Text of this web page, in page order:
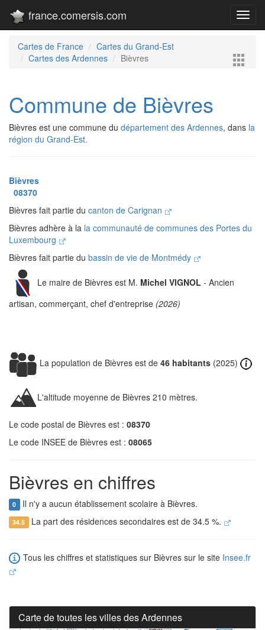
france.comersis.com
Cartes de France
Cartes du Grand-Est
Cartes des Ardennes
Bièvres
Commune de Bièvres
Bièvres est une commune du département des Ardennes, dans la
région du Grand-Est.
Bièvres
08370
Bièvres fait partie du canton de Carignan
Bièvres adhère à la la communauté de communes des Portes du
Luxembourg
Bièvres fait partie du bassin de vie de Montmédy
Le maire de Bièvres est M. Michel VIGNOL - Ancien
artisan, commerçant, chef d'entreprise (2026)
La population de Bièvres est de 46 habitants (2025)
L'altitude moyenne de Bièvres 210 mètres.
Le code postal de Bièvres est : 08370
Le code INSEE de Bièvres est : 08065
Bièvres en chiffres
0 Il n'y a aucun établissement scolaire à Bièvres.
34.5 La part des résidences secondaires est de 34.5 %.
Tous les chiffres et statistiques sur Bièvres sur le site Insee.fr
Carte de toutes les villes des Ardennes